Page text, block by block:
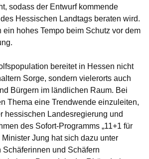
sodass der Entwurf kommende
Hessischen Landtags beraten wird.
ein hohes Tempo beim Schutz vor dem
bereitet in Hessen nicht
Sorge, sondern vielerorts auch
Bürgern im ländlichen Raum. Bei
Thema eine Trendwende einzuleiten,
hessischen Landesregierung und
des Sofort-Programms „11+1 für
Minister Jung hat sich dazu unter
Schäferinnen und Schäfern